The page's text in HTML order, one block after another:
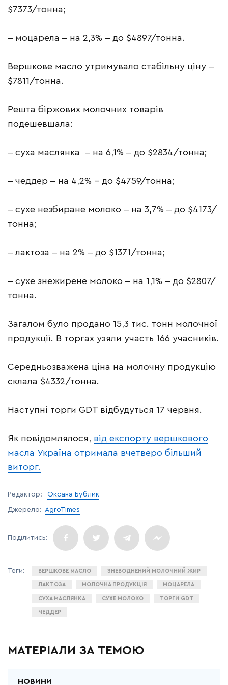
$7373/тонна;
‒ моцарела ‒ на 2,3% ‒ до $4897/тонна.
Вершкове масло утримувало стабільну ціну ‒
$7811/тонна.
Решта біржових молочних товарів
подешевшала:
‒ суха маслянка ‒ на 6,1% ‒ до $2834/тонна;
‒ чеддер ‒ на 4,2% – до $4759/тонна;
‒ сухе незбиране молоко ‒ на 3,7% ‒ до $4173/
тонна;
‒ лактоза ‒ на 2% ‒ до $1371/тонна;
‒ сухе знежирене молоко ‒ на 1,1% ‒ до $2807/
тонна.
Загалом було продано 15,3 тис. тонн молочної
продукції. В торгах узяли участь 166 учасників.
Середньозважена ціна на молочну продукцію
склала $4332/тонна.
Наступні торги GDT відбудуться 17 червня.
Як повідомлялося, від експорту вершкового
масла Україна отримала вчетверо більший
виторг.
Редактор: Оксана Бублик
Джерело: AgroTimes
ВЕРШКОВЕ МАСЛО ЗНЕВОДНЕНИЙ МОЛОЧНИЙ ЖИР
ЛАКТОЗА МОЛОЧНА ПРОДУКЦІЯ МОЦАРЕЛА
СУХА МАСЛЯНКА СУХЕ МОЛОКО ТОРГИ GDT
ЧЕДДЕР
МАТЕРІАЛИ ЗА ТЕМОЮ